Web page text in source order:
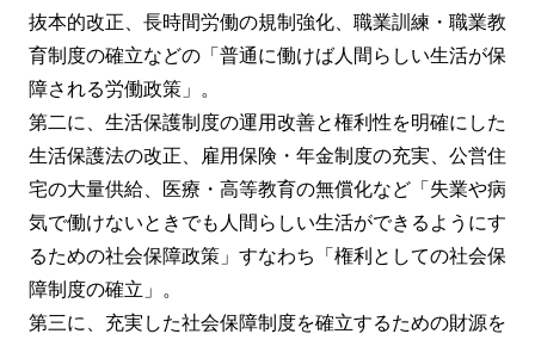
抜本的改正、長時間労働の規制強化、職業訓練・職業教
育制度の確立などの「普通に働けば人間らしい生活が保
障される労働政策」。
第二に、生活保護制度の運用改善と権利性を明確にした
生活保護法の改正、雇用保険・年金制度の充実、公営住
宅の大量供給、医療・高等教育の無償化など「失業や病
気で働けないときでも人間らしい生活ができるようにす
るための社会保障政策」すなわち「権利としての社会保
障制度の確立」。
第三に、充実した社会保障制度を確立するための財源を